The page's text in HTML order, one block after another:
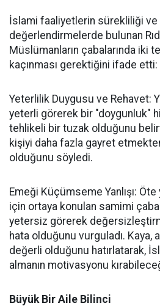
İslami faaliyetlerin sürekliliği
değerlendirmelerde bulunan
Müslümanların çabalarında iki
kaçınması gerektiğini ifade etti:
Yeterlilik Duygusu ve Rehavet:
yeterli görerek bir "doygunluk"
tehlikeli bir tuzak olduğunu
kişiyi daha fazla gayret
olduğunu söyledi.
Emeği Küçümseme Yanlışı: Öte
için ortaya konulan samimi
yetersiz görerek
hata olduğunu vurguladı. Kaya,
değerli olduğunu hatırlatarak,
almanın motivasyonu
Büyük Bir Aile Bilinci